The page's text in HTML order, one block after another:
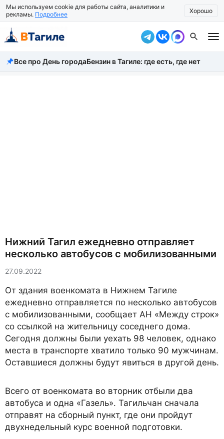
Мы используем cookie для работы сайта, аналитики и
рекламы. Подробнее Хорошо
Все новости
Все про День городаБензин в Тагиле: где есть, где нет
Нижний Тагил ежедневно отправляет
несколько автобусов с мобилизованными
27.09.2022
От здания военкомата в Нижнем Тагиле
ежедневно отправляется по несколько автобусов
с мобилизованными, сообщает АН «Между строк»
со ссылкой на жительницу соседнего дома.
Сегодня должны были уехать 98 человек, однако
места в транспорте хватило только 90 мужчинам.
Оставшиеся должны будут явиться в другой день.
Всего от военкомата во вторник отбыли два
автобуса и одна «Газель». Тагильчан сначала
отправят на сборный пункт, где они пройдут
двухнедельный курс военной подготовки.